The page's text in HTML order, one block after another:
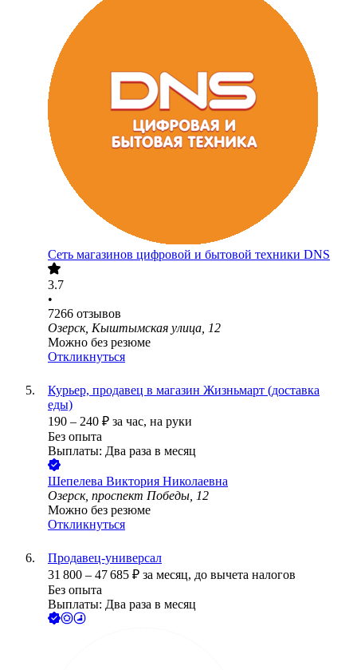
Сеть магазинов цифровой и бытовой техники DNS
3.7
•
7266 отзывов
Озерск, Кыштымская улица, 12
Можно без резюме
Откликнуться
Курьер, продавец в магазин Жизньмарт (доставка
еды)
190 – 240 ₽ за час, на руки
Без опыта
Выплаты: Два раза в месяц
Шепелева Виктория Николаевна
Озерск, проспект Победы, 12
Можно без резюме
Откликнуться
Продавец-универсал
31 800 – 47 685 ₽ за месяц, до вычета налогов
Без опыта
Выплаты: Два раза в месяц